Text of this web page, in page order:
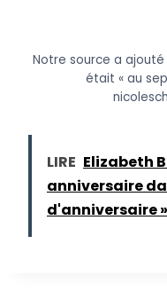
Notre source a ajouté
était « au
LIRE Elizabeth
anniversaire
d'anniversaire